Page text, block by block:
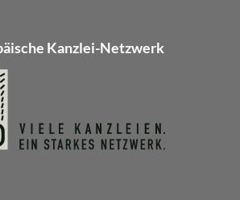
Kanzlei-Netzwerk